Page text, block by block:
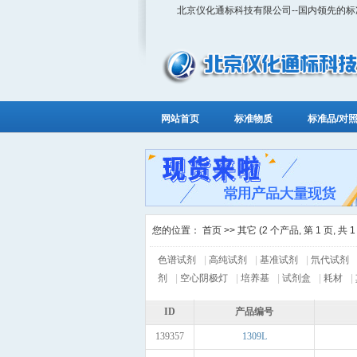
北京仪化通标科技有限公司--国内领先的
网站首页 标准物质 标准品/对
您的位置： 首页 >> 其它 (2 个产品, 第 1 页, 共
色谱试剂 高纯试剂 基准试剂 氘代试剂
剂
空心阴极灯 培养基 试剂盒 耗材
ID 产品编号
139357 1309L